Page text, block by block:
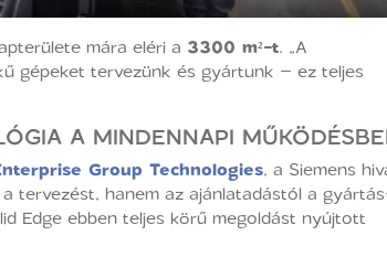
mára eléri a 3300 m²-t. „A
gépeket tervezünk és gyártunk – ez teljes
A MINDENNAPI
Group Technologies, a Siemens
tervezést, hanem az ajánlatadástól a
Edge ebben teljes körű megoldást nyújtott